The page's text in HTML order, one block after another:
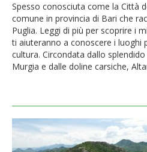
Spesso conosciuta come la Città
comune in provincia di Bari che
Puglia. Leggi di più per scoprire i
ti aiuteranno a conoscere i luoghi
cultura. Circondata dallo
Murgia e dalle doline carsiche,